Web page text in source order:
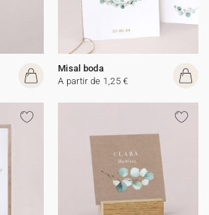
Misal boda
A partir de 1,25 €